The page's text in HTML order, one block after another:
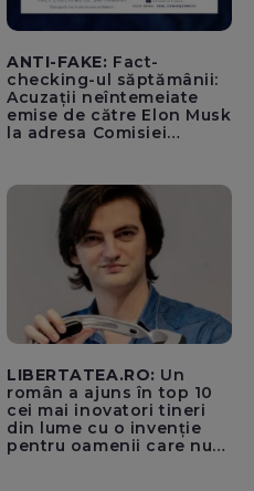
ANTI-FAKE: Fact-
checking-ul săptămânii:
Acuzații neîntemeiate
emise de către Elon Musk
la adresa Comisiei
pentru instaurarea
„cenzurii” pe platforma X
LIBERTATEA.RO: Un
român a ajuns în top 10
cei mai inovatori tineri
din lume cu o invenție
pentru oamenii care nu